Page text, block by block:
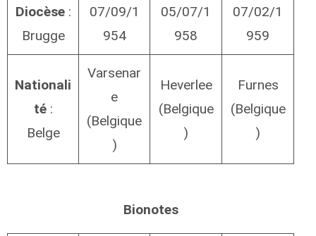
Diocèse:
Brugge
07/09/1
954
05/07/1
958
07/02/1
959
Nationali
té:
Belge
Varsenar
e
(Belgique
)
Heverlee
(Belgique
)
Furnes
(Belgique
)
Bionotes